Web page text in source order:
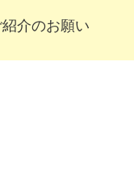
介のお願い